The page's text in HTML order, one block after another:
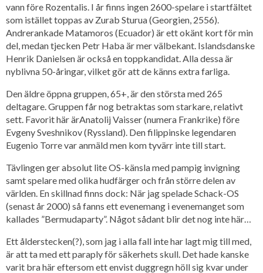
vann före Rozentalis. I år finns ingen 2600-spelare i startfältet
som istället toppas av Zurab Sturua (Georgien, 2556).
Andrerankade Matamoros (Ecuador) är ett okänt kort för min
del, medan tjecken Petr Haba är mer välbekant. Islandsdanske
Henrik Danielsen är också en toppkandidat. Alla dessa är
nyblivna 50-åringar, vilket gör att de känns extra farliga.
Den äldre öppna gruppen, 65+, är den största med 265
deltagare. Gruppen får nog betraktas som starkare, relativt
sett. Favorit här ärAnatolij Vaisser (numera Frankrike) före
Evgeny Sveshnikov (Ryssland). Den filippinske legendaren
Eugenio Torre var anmäld men kom tyvärr inte till start.
Tävlingen ger absolut lite OS-känsla med pampig invigning
samt spelare med olika hudfärger och från större delen av
världen. En skillnad finns dock: När jag spelade Schack-OS
(senast år 2000) så fanns ett evenemang i evenemanget som
kallades ”Bermudaparty”. Något sådant blir det nog inte här…
Ett ålderstecken(?), som jag i alla fall inte har lagt mig till med,
är att ta med ett paraply för säkerhets skull. Det hade kanske
varit bra här eftersom ett envist duggregn höll sig kvar under